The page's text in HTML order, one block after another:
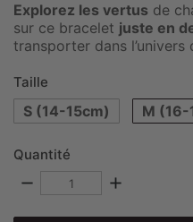
Explorez les vertus de
sur ce bracelet juste en
transporter dans l’univers
Taille
S (14-15cm) M (16-
Quantité
remove add